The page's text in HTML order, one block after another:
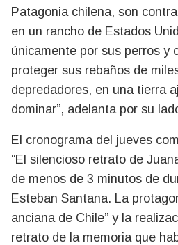
Patagonia chilena, son
en un rancho de Estados
únicamente por sus perros y
proteger sus rebaños de
depredadores, en una tierra
dominar”, adelanta por su
El cronograma del jueves
“El silencioso retrato de
de menos de 3 minutos de
Esteban Santana. La
anciana de Chile” y la
retrato de la memoria que